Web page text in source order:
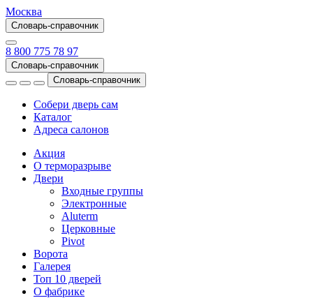
Москва
Словарь-справочник
8 800 775 78 97
Словарь-справочник
Словарь-справочник
Собери дверь сам
Каталог
Адреса салонов
Акция
О терморазрыве
Двери
Входные группы
Электронные
Aluterm
Церковные
Pivot
Ворота
Галерея
Топ 10 дверей
О фабрике